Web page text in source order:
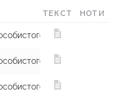
ТЕКСТ НОТИ